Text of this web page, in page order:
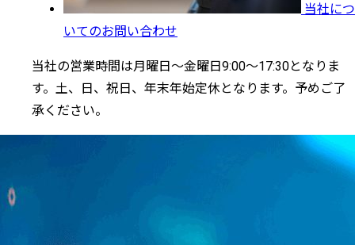
当社につ
いてのお問い合わせ
当社の営業時間は月曜日～金曜日9:00～17:30となりま
す。土、日、祝日、年末年始定休となります。予めご了
承ください。